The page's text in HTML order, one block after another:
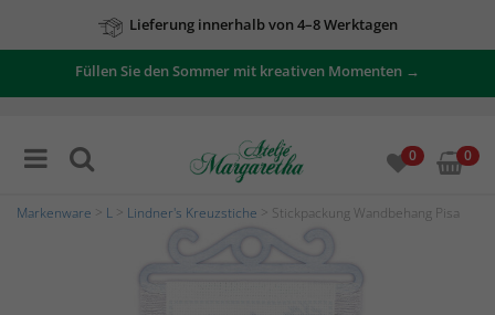
Lieferung innerhalb von 4–8 Werktagen
Füllen Sie den Sommer mit kreativen Momenten →
0 0
Markenware L Lindner's Kreuzstiche > Stickpackung Wandbehang Pisa